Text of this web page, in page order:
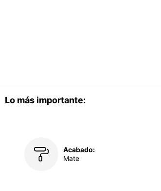
Lo más importante:
Acabado:
Mate